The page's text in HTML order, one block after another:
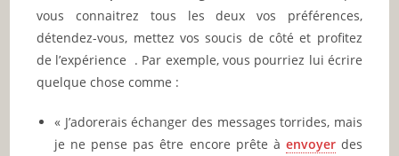
vous connaitrez tous les deux vos préférences,
détendez-vous, mettez vos soucis de côté et profitez
de l’expérience . Par exemple, vous pourriez lui écrire
quelque chose comme :
« J’adorerais échanger des messages torrides, mais
je ne pense pas être encore prête à envoyerdes